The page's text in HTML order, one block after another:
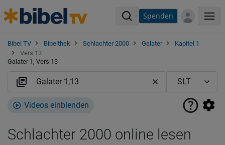
Spenden
Bibel TV Bibelthek Schlachter 2000 Galater
Kapitel 1
Vers 13
Galater 1, Vers 13
Videos einblenden
Schlachter 2000 online lesen